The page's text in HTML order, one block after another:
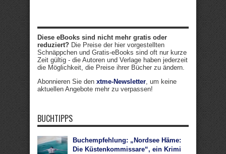
Diese eBooks sind nicht mehr gratis oder
reduziert? Die Preise der hier vorgestellten
Schnäppchen und Gratis-eBooks sind oft nur kurze
Zeit gültig - die Autoren und Verlage haben jederzeit
die Möglichkeit, die Preise ihrer Bücher zu ändern.
Abonnieren Sie den xtme-Newsletter, um keine
aktuellen Angebote mehr zu verpassen!
BUCHTIPPS
Buchempfehlung: „Nordsee Häme:
Die Küstenkommissare“, ein Krimi